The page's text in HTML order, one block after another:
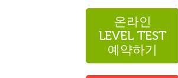
온라인
LEVEL TEST
예약하기